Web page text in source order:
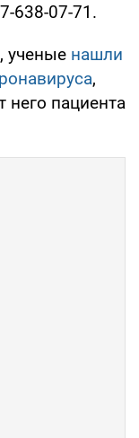
638-07-71.
ученые нашли
,
него пациента